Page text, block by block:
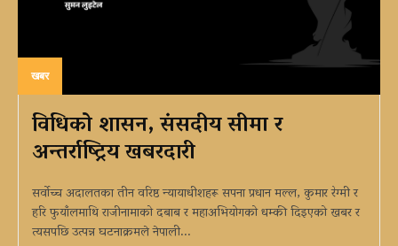
खबर
विधिको शासन, संसदीय सीमा र
अन्तर्राष्ट्रिय खबरदारी
सर्वोच्च अदालतका तीन वरिष्ठ न्यायाधीशहरू सपना प्रधान मल्ल, कुमार रेग्मी र
हरि फुयाँलमाथि राजीनामाको दबाब र महाअभियोगको धम्की दिइएको खबर र
त्यसपछि उत्पन्न घटनाक्रमले नेपाली...